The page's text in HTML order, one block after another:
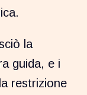
la
guida, e i
restrizione